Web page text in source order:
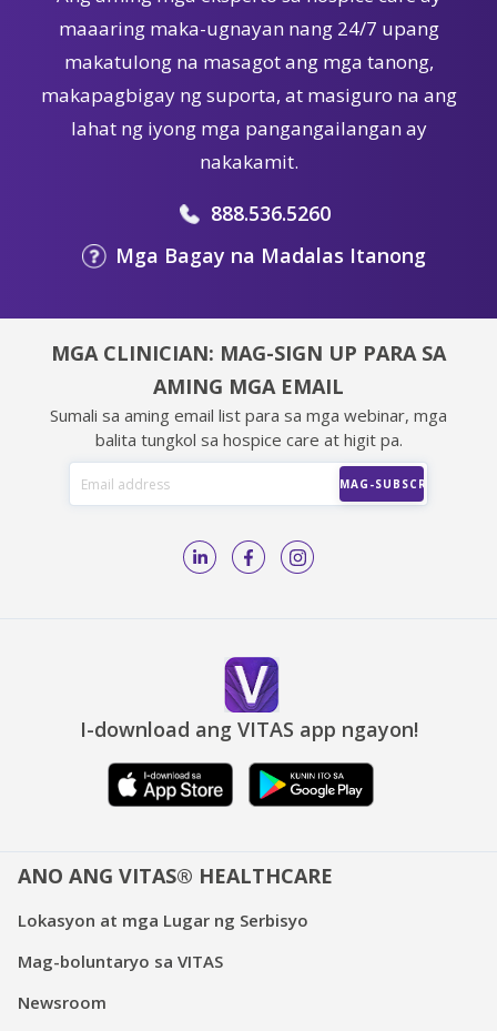
maaaring maka-ugnayan nang 24/7 upang
makatulong na masagot ang mga tanong,
makapagbigay ng suporta, at masiguro na ang
lahat ng iyong mga pangangailangan ay
nakakamit.
888.536.5260
Mga Bagay na Madalas Itanong
MGA CLINICIAN: MAG-SIGN UP PARA SA
AMING MGA EMAIL
Sumali sa aming email list para sa mga webinar, mga
balita tungkol sa hospice care at higit pa.
I-download ang VITAS app ngayon!
ANO ANG VITAS® HEALTHCARE
Lokasyon at mga Lugar ng Serbisyo
Mag-boluntaryo sa VITAS
Newsroom